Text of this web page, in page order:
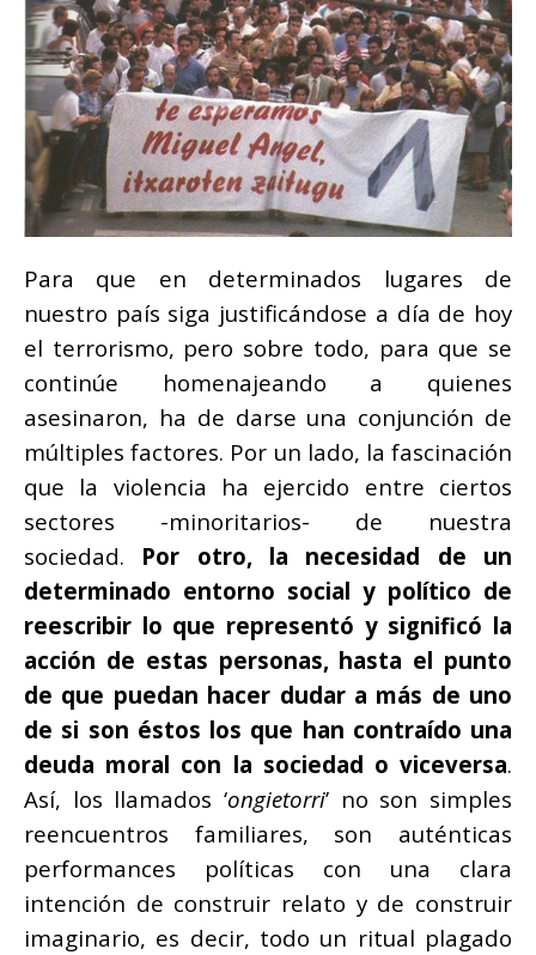
Para que en determinados lugares de
nuestro país siga justificándose a día de hoy
el terrorismo, pero sobre todo, para que se
continúe homenajeando a quienes
asesinaron, ha de darse una conjunción de
múltiples factores. Por un lado, la fascinación
que la violencia ha ejercido entre ciertos
sectores -minoritarios- de nuestra
sociedad. Por otro, la necesidad de un
determinado entorno social y político de
reescribir lo que representó y significó la
acción de estas personas, hasta el punto
de que puedan hacer dudar a más de uno
de si son éstos los que han contraído una
deuda moral con la sociedad o viceversa.
Así, los llamados ‘ongietorri’ no son simples
reencuentros familiares, son auténticas
performances políticas con una clara
intención de construir relato y de construir
imaginario, es decir, todo un ritual plagado